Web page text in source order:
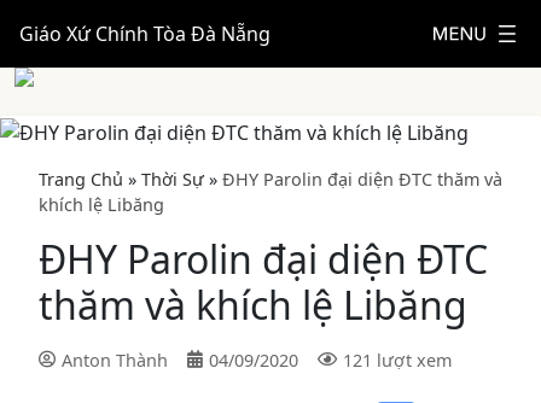
Giáo Xứ Chính Tòa Đà Nẵng
Trang Chủ » Thời Sự » ĐHY Parolin đại diện ĐTC thăm và
khích lệ Libăng
ĐHY Parolin đại diện ĐTC
thăm và khích lệ Libăng
Anton Thành 04/09/2020 121 lượt xem